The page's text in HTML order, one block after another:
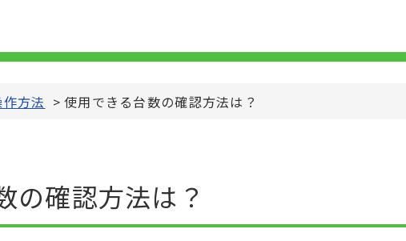
方法 > 使用できる台数の確認方法は？
の確認方法は？